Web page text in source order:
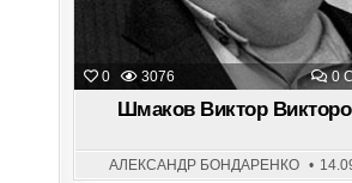
0 3076 0
Шмаков Виктор
АЛЕКСАНДР БОНДАРЕНКО